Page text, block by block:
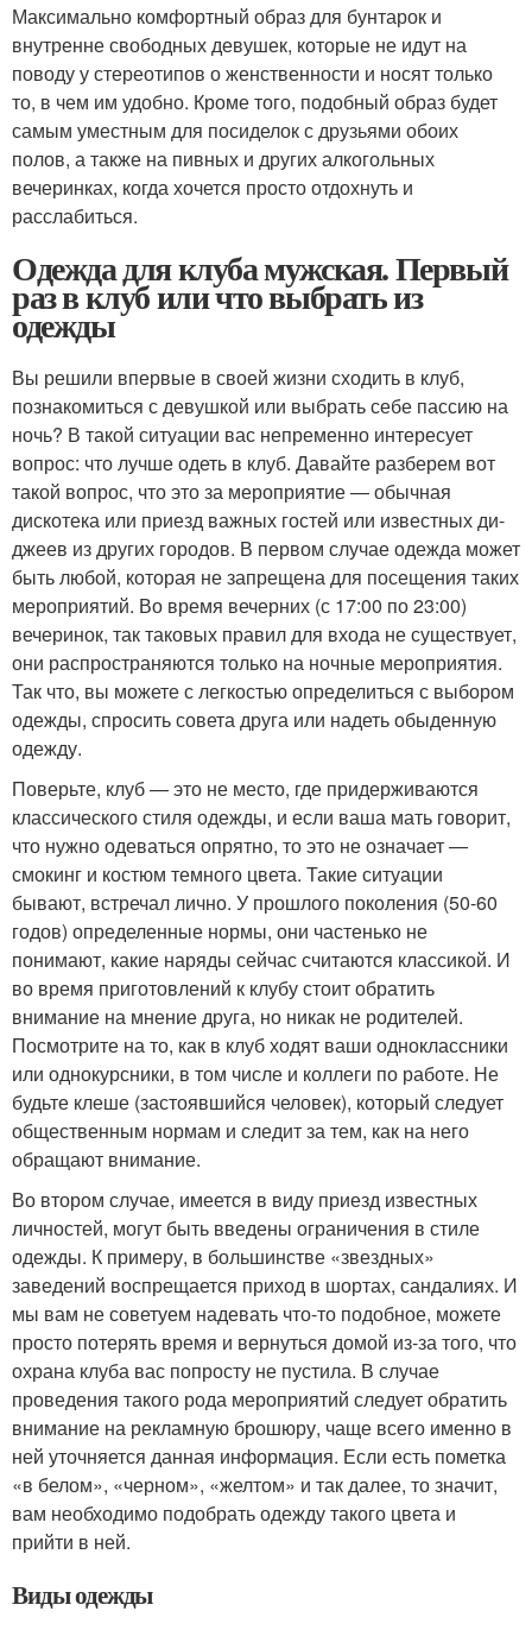
Максимально комфортный образ для бунтарок и
внутренне свободных девушек, которые не идут на
поводу у стереотипов о женственности и носят только
то, в чем им удобно. Кроме того, подобный образ будет
самым уместным для посиделок с друзьями обоих
полов, а также на пивных и других алкогольных
вечеринках, когда хочется просто отдохнуть и
расслабиться.
Одежда для клуба мужская. Первый
раз в клуб или что выбрать из
одежды
Вы решили впервые в своей жизни сходить в клуб,
познакомиться с девушкой или выбрать себе пассию на
ночь? В такой ситуации вас непременно интересует
вопрос: что лучше одеть в клуб. Давайте разберем вот
такой вопрос, что это за мероприятие — обычная
дискотека или приезд важных гостей или известных ди-
джеев из других городов. В первом случае одежда может
быть любой, которая не запрещена для посещения таких
мероприятий. Во время вечерних (с 17:00 по 23:00)
вечеринок, так таковых правил для входа не существует,
они распространяются только на ночные мероприятия.
Так что, вы можете с легкостью определиться с выбором
одежды, спросить совета друга или надеть обыденную
одежду.
Поверьте, клуб — это не место, где придерживаются
классического стиля одежды, и если ваша мать говорит,
что нужно одеваться опрятно, то это не означает —
смокинг и костюм темного цвета. Такие ситуации
бывают, встречал лично. У прошлого поколения (50-60
годов) определенные нормы, они частенько не
понимают, какие наряды сейчас считаются классикой. И
во время приготовлений к клубу стоит обратить
внимание на мнение друга, но никак не родителей.
Посмотрите на то, как в клуб ходят ваши одноклассники
или однокурсники, в том числе и коллеги по работе. Не
будьте клеше (застоявшийся человек), который следует
общественным нормам и следит за тем, как на него
обращают внимание.
Во втором случае, имеется в виду приезд известных
личностей, могут быть введены ограничения в стиле
одежды. К примеру, в большинстве «звездных»
заведений воспрещается приход в шортах, сандалиях. И
мы вам не советуем надевать что-то подобное, можете
просто потерять время и вернуться домой из-за того, что
охрана клуба вас попросту не пустила. В случае
проведения такого рода мероприятий следует обратить
внимание на рекламную брошюру, чаще всего именно в
ней уточняется данная информация. Если есть пометка
«в белом», «черном», «желтом» и так далее, то значит,
вам необходимо подобрать одежду такого цвета и
прийти в ней.
Виды одежды